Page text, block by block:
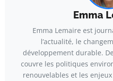
Emma
Emma Lemaire est
l’actualité, le
développement durable.
couvre les politiques
renouvelables et les